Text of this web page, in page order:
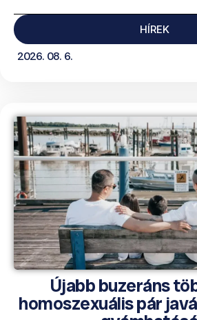
HÍREK
2026. 08. 6.
Újabb buzeráns
homoszexuális pár